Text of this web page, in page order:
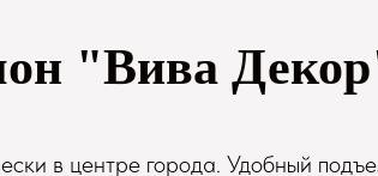
"Вива
в центре города. Удобный